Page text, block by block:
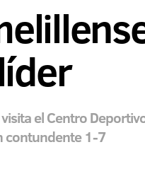
el Centro
contundente 1-7